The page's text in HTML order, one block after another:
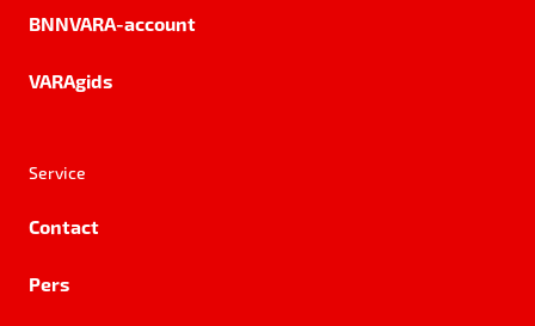
BNNVARA-account
VARAgids
Service
Contact
Pers